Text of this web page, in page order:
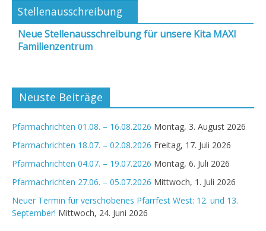
Stellenausschreibung
Neue Stellenausschreibung für unsere Kita MAXI
Familienzentrum
Neuste Beiträge
Pfarrnachrichten 01.08. – 16.08.2026 Montag, 3. August 2026
Pfarrnachrichten 18.07. – 02.08.2026 Freitag, 17. Juli 2026
Pfarrnachrichten 04.07. – 19.07.2026 Montag, 6. Juli 2026
Pfarrnachrichten 27.06. – 05.07.2026 Mittwoch, 1. Juli 2026
Neuer Termin für verschobenes Pfarrfest West: 12. und 13.
September! Mittwoch, 24. Juni 2026